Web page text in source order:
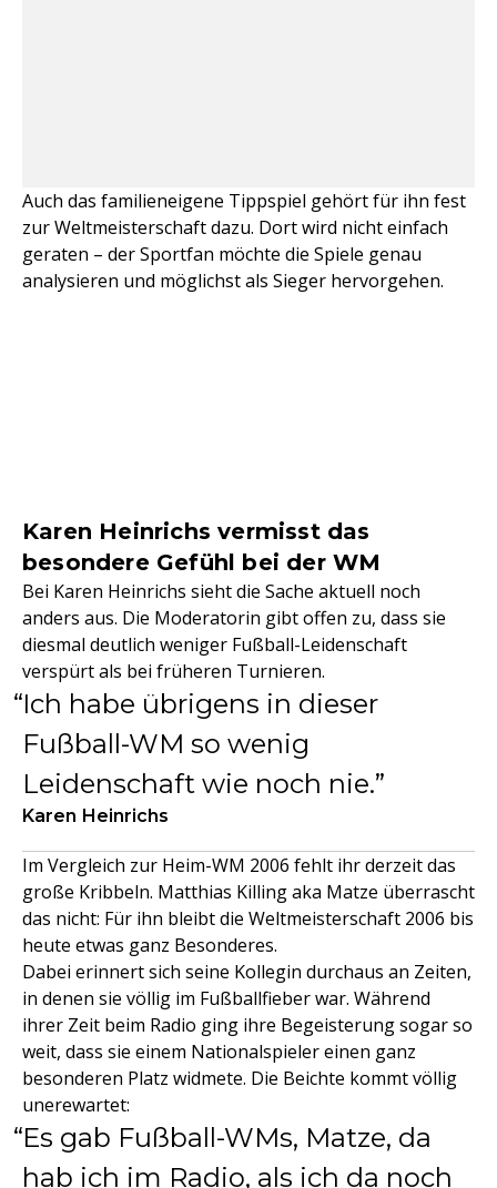
Auch das familieneigene Tippspiel gehört für ihn fest
zur Weltmeisterschaft dazu. Dort wird nicht einfach
geraten – der Sportfan möchte die Spiele genau
analysieren und möglichst als Sieger hervorgehen.
Karen Heinrichs vermisst das
besondere Gefühl bei der WM
Bei Karen Heinrichs sieht die Sache aktuell noch
anders aus. Die Moderatorin gibt offen zu, dass sie
diesmal deutlich weniger Fußball-Leidenschaft
verspürt als bei früheren Turnieren.
Ich habe übrigens in dieser
Fußball-WM so wenig
Leidenschaft wie noch nie.
Karen Heinrichs
Im Vergleich zur Heim-WM 2006 fehlt ihr derzeit das
große Kribbeln. Matthias Killing aka Matze überrascht
das nicht: Für ihn bleibt die Weltmeisterschaft 2006 bis
heute etwas ganz Besonderes.
Dabei erinnert sich seine Kollegin durchaus an Zeiten,
in denen sie völlig im Fußballfieber war. Während
ihrer Zeit beim Radio ging ihre Begeisterung sogar so
weit, dass sie einem Nationalspieler einen ganz
besonderen Platz widmete. Die Beichte kommt völlig
unerewartet:
Es gab Fußball-WMs, Matze, da
hab ich im Radio, als ich da noch